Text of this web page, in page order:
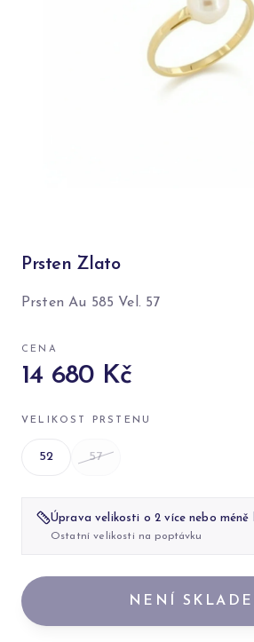
Prsten Zlato
Prsten Au 585 Vel. 57
CENA
14 680 Kč
VELIKOST PRSTENU
52 57
Úprava velikosti o 2 více nebo méně
Ostatní velikosti na poptávku
NENÍ